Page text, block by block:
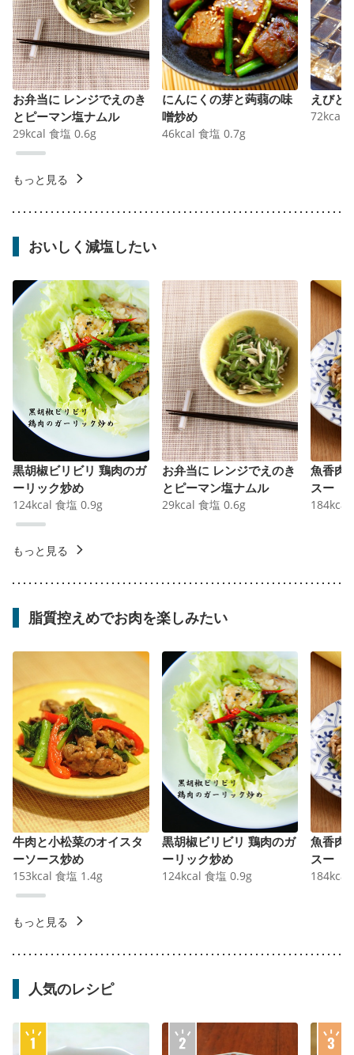
お弁当に レンジでえのき
とピーマン塩ナムル
29kcal 食塩 0.6g
にんにくの芽と蒟蒻の味
噌炒め
46kcal 食塩 0.7g
えびと
72kcal
もっと見る
おいしく減塩したい
黒胡椒ビリビリ 鶏肉のガ
ーリック炒め
124kcal 食塩 0.9g
お弁当に レンジでえのき
とピーマン塩ナムル
29kcal 食塩 0.6g
魚香肉
スー
184kcal
もっと見る
脂質控えめでお肉を楽しみたい
牛肉と小松菜のオイスタ
ーソース炒め
153kcal 食塩 1.4g
黒胡椒ビリビリ 鶏肉のガ
ーリック炒め
124kcal 食塩 0.9g
魚香肉
スー
184kcal
もっと見る
人気のレシピ